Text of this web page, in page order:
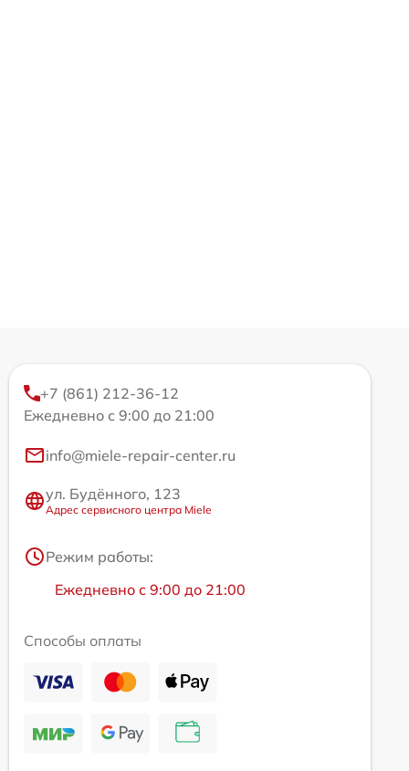
+7 (861) 212-36-12
Ежедневно с 9:00 до 21:00
info@miele-repair-center.ru
ул. Будённого, 123
Адрес сервисного центра Miele
Режим работы:
Ежедневно с 9:00 до 21:00
Способы оплаты